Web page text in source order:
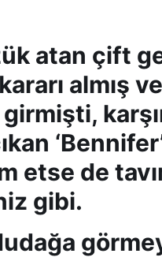
atan çift
almış
etse de
gibi.